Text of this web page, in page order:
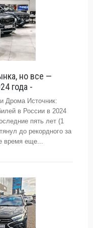
но все —
года -
Дрома Источник:
в России в 2024
пять лет (1
до рекордного за
время еще...